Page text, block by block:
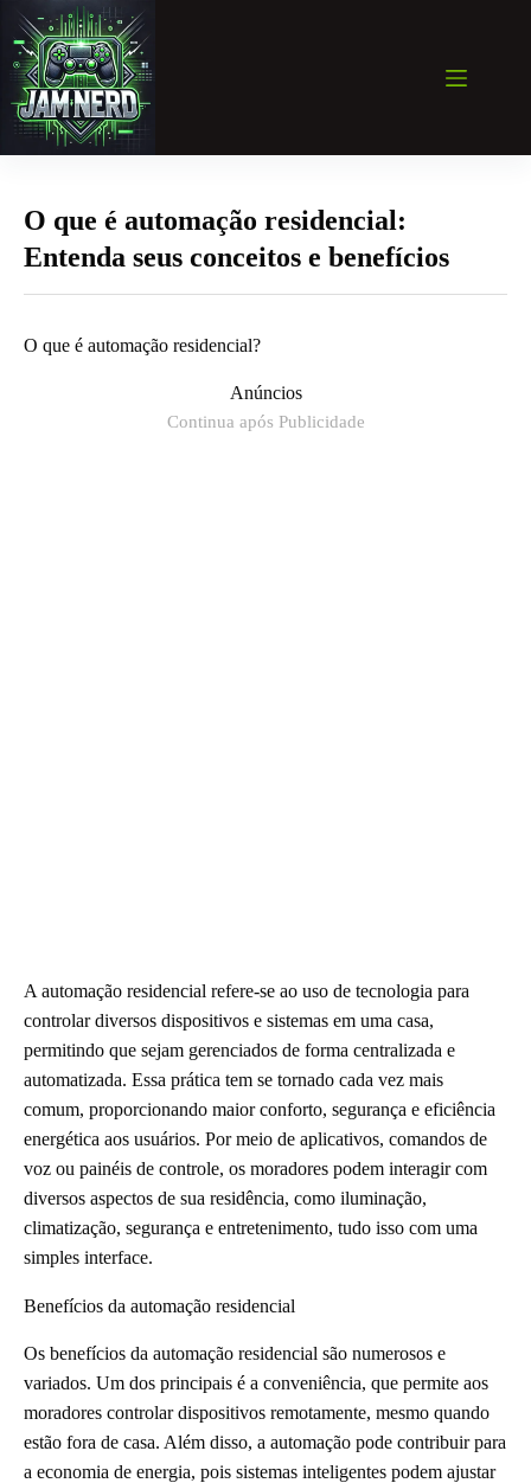
para
conteúdo
O que é automação residencial:
Entenda seus conceitos e benefícios
O que é automação residencial?
Anúncios
Continua após Publicidade
A automação residencial refere-se ao uso de tecnologia para
controlar diversos dispositivos e sistemas em uma casa,
permitindo que sejam gerenciados de forma centralizada e
automatizada. Essa prática tem se tornado cada vez mais
comum, proporcionando maior conforto, segurança e eficiência
energética aos usuários. Por meio de aplicativos, comandos de
voz ou painéis de controle, os moradores podem interagir com
diversos aspectos de sua residência, como iluminação,
climatização, segurança e entretenimento, tudo isso com uma
simples interface.
Benefícios da automação residencial
Os benefícios da automação residencial são numerosos e
variados. Um dos principais é a conveniência, que permite aos
moradores controlar dispositivos remotamente, mesmo quando
estão fora de casa. Além disso, a automação pode contribuir para
a economia de energia, pois sistemas inteligentes podem ajustar